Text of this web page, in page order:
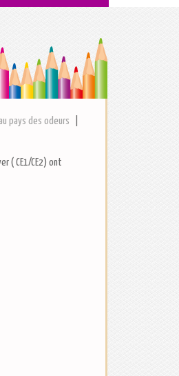
pays des odeurs
( CE1/CE2) ont